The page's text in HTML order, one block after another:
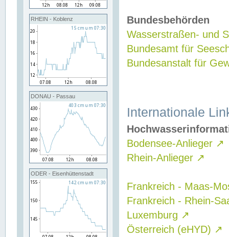
RHEIN - Koblenz
DONAU - Passau
ODER - Eisenhüttenstadt
Bundesbehörden
Wasserstraßen- und
Bundesamt für
Bundesanstalt für
Internationale
Bodensee-Anlieger ↗
Rhein-Anlieger ↗
Frankreich - Maas-
Frankreich - Rhein-
Luxemburg ↗
Österreich (eHYD) ↗